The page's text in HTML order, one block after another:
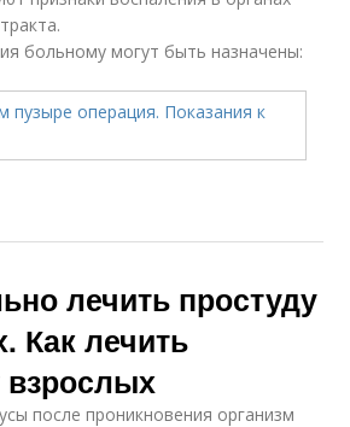
больному могут быть назначены:
лечить простуду
Как лечить
взрослых
после проникновения организм